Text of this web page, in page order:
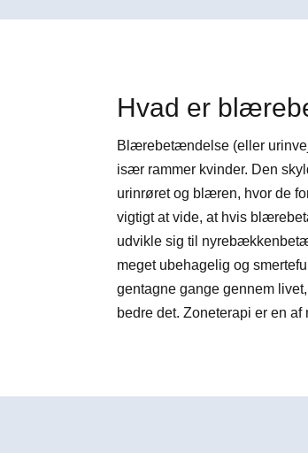
Hvad er
Blærebetændelse (eller
især rammer kvinder. Den
urinrøret og blæren, hvor de
vigtigt at vide, at hvis
udvikle sig til
meget ubehagelig og
gentagne gange gennem
bedre det. Zoneterapi er en af